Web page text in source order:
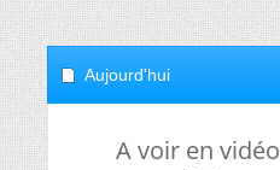
Aujourd'hui
A voir en vidéo